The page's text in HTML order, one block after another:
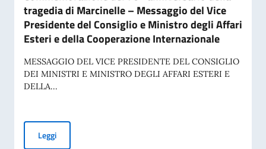
tragedia di Marcinelle – Messaggio del Vice
Presidente del Consiglio e Ministro degli Affari
Esteri e della Cooperazione Internazionale
MESSAGGIO DEL VICE PRESIDENTE DEL CONSIGLIO
DEI MINISTRI E MINISTRO DEGLI AFFARI ESTERI E
DELLA...
LeggiCommemorazione del 70° anniversario della tragedia di